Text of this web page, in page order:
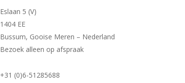
Eslaan 5 (V)
1404 EE
Bussum, Gooise Meren – Nederland
Bezoek alleen op afspraak
+31 (0)6-51285688